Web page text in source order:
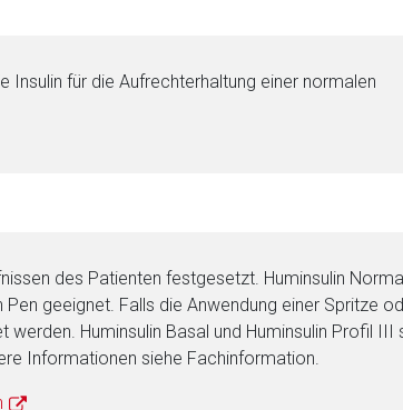
Insulin für die Aufrechterhaltung einer normalen
des Patienten festgesetzt. Huminsulin
geeignet. Falls die Anwendung einer Spritze
Huminsulin Basal und Huminsulin Profil III
Informationen siehe Fachinformation.